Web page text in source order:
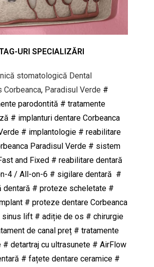
URI SPECIALIZĂRI
stomatologică Dental
Corbeanca, Paradisul Verde #
parodontită # tratamente
# implanturi dentare Corbeanca
# implantologie # reabilitare
Paradisul Verde # sistem
and Fixed # reabilitare dentară
4 / All-on-6 # sigilare dentară #
dentară # proteze scheletate #
# proteze dentare Corbeanca
sinus lift # adiție de os # chirurgie
de canal preț # tratamente
# detartraj cu ultrasunete # AirFlow
# fațete dentare ceramice #